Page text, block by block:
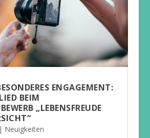
ENGAGEMENT:
BEIM
„LEBENSFREUDE
Neuigkeiten